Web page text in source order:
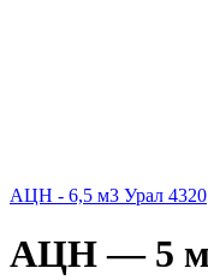
АЦН - 6,5 м3 Урал 4320
АЦН — 5